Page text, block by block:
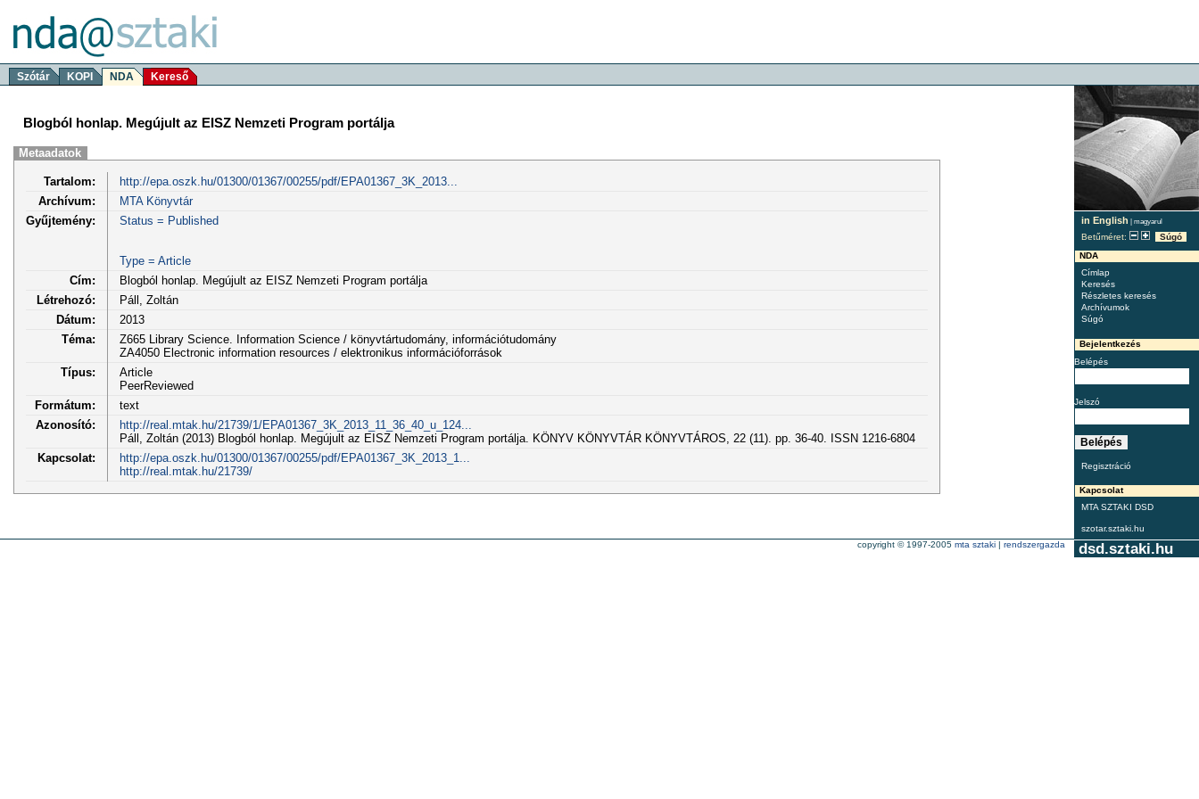
Szótár KOPI NDA Kereső
in English | magyarul
Betűméret:
Súgó
NDA
Címlap
Keresés
Részletes keresés
Archívumok
Súgó
Bejelentkezés
Belépés
Jelszó
Regisztráció
Kapcsolat
MTA SZTAKI DSD
szotar.sztaki.hu
Blogból honlap. Megújult az EISZ Nemzeti Program portálja
Metaadatok
Tartalom:
http://epa.oszk.hu/01300/01367/00255/pdf/EPA01367_3K_2013...
Archívum:
MTA Könyvtár
Gyűjtemény:
Status = Published
Type = Article
Cím:
Blogból honlap. Megújult az EISZ Nemzeti Program portálja
Létrehozó:
Páll, Zoltán
Dátum:
2013
Téma:
Z665 Library Science. Information Science / könyvtártudomány, információtudomány
ZA4050 Electronic information resources / elektronikus információforrások
Típus:
Article
PeerReviewed
Formátum:
text
Azonosító:
http://real.mtak.hu/21739/1/EPA01367_3K_2013_11_36_40_u_124...
Páll, Zoltán (2013) Blogból honlap. Megújult az EISZ Nemzeti Program portálja. KÖNYV KÖNYVTÁR KÖNYVTÁROS, 22 (11). pp. 36-40. ISSN 1216-6804
Kapcsolat:
http://epa.oszk.hu/01300/01367/00255/pdf/EPA01367_3K_2013_1...
http://real.mtak.hu/21739/
dsd.sztaki.hu
copyright © 1997-2005 mta sztaki | rendszergazda